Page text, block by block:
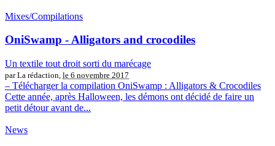
Mixes/Compilations
OniSwamp - Alligators and crocodiles
Un textile tout droit sorti du marécage
par La rédaction, le 6 novembre 2017
– Télécharger la compilation OniSwamp : Alligators & Crocodiles
Cette année, après Halloween, les démons ont décidé de faire un
petit détour avant de...
News